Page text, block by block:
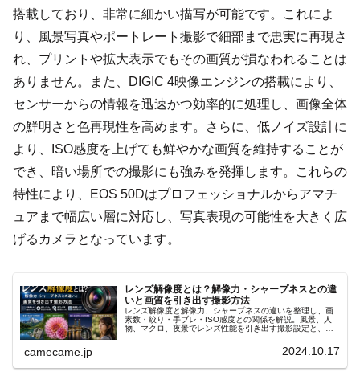
搭載しており、非常に細かい描写が可能です。これによ
り、風景写真やポートレート撮影で細部まで忠実に再現さ
れ、プリントや拡大表示でもその画質が損なわれることは
ありません。また、DIGIC 4映像エンジンの搭載により、
センサーからの情報を迅速かつ効率的に処理し、画像全体
の鮮明さと色再現性を高めます。さらに、低ノイズ設計に
より、ISO感度を上げても鮮やかな画質を維持することが
でき、暗い場所での撮影にも強みを発揮します。これらの
特性により、EOS 50Dはプロフェッショナルからアマチ
ュアまで幅広い層に対応し、写真表現の可能性を大きく広
げるカメラとなっています。
レンズ解像度とは？解像力・シャープネスとの違
いと画質を引き出す撮影方法
レンズ解像度と解像力、シャープネスの違いを整理し、画
素数・絞り・手ブレ・ISO感度との関係を解説。風景、人
物、マクロ、夜景でレンズ性能を引き出す撮影設定と、実
camecame.jp 2024.10.17